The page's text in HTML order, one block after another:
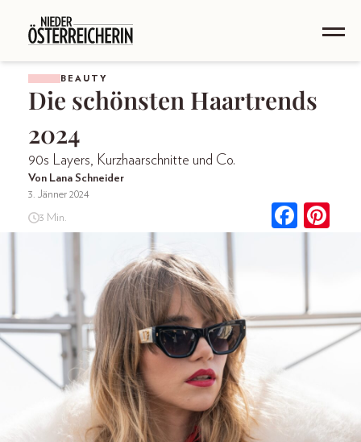
BEAUTY
Die schönsten Haartrends
2024
90s Layers, Kurzhaarschnitte und Co.
Von Lana Schneider
3. Jänner 2024
3 Min.